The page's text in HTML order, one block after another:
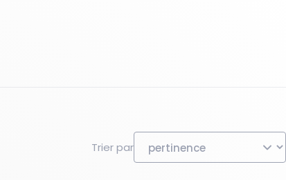
Nouveau produit
Les essentiels du moment
Les essentiels du moment
Nouveau produit
Les essentiels du moment
Nouveaux produits
Trier par